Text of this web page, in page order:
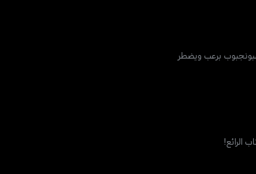
برعب ويضطر
الرائع!